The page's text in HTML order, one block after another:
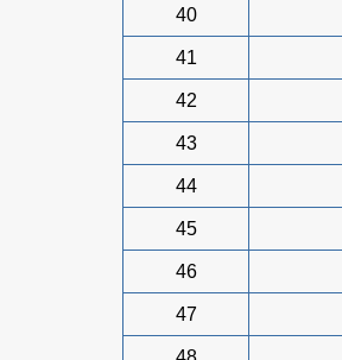
40
41
42
43
44
45
46
47